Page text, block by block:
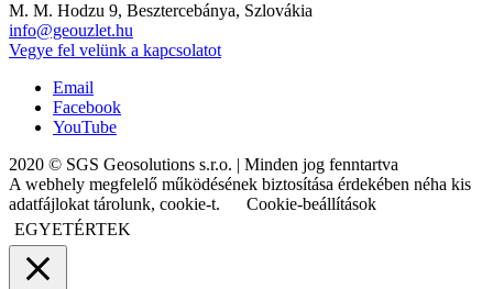
M. M. Hodzu 9, Besztercebánya, Szlovákia
info@geouzlet.hu
Vegye fel velünk a kapcsolatot
Email
Facebook
YouTube
2020 © SGS Geosolutions s.r.o. | Minden jog fenntartva
A webhely megfelelő működésének biztosítása érdekében néha kis
adatfájlokat tárolunk, cookie-t.
Cookie-beállítások
EGYETÉRTEK